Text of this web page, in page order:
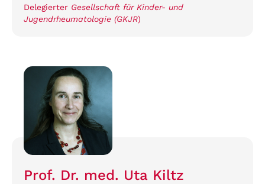
Delegierter Gesellschaft für Kinder- und
Jugendrheumatologie (GKJR)
Prof. Dr. med. Uta Kiltz